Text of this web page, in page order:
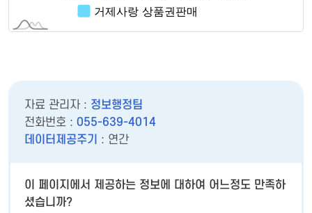
자료 관리자 : 정보행정팀
전화번호 : 055-639-4014
데이터제공주기
: 연간
이 페이지에서 제공하는 정보에 대하여 어느정도 만족하
셨습니까?